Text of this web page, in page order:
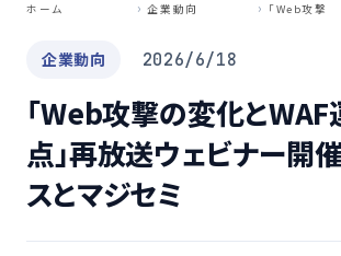
ホーム 企業動向
企業動向 2026/6/18
「Web攻撃の変化と
点」再放送ウェビナー開
スとマジセミ